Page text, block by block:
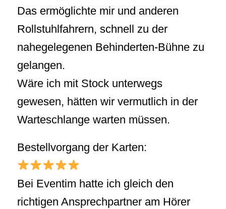
Das ermöglichte mir und anderen
Rollstuhlfahrern, schnell zu der
nahegelegenen Behinderten-Bühne zu
gelangen.
Wäre ich mit Stock unterwegs
gewesen, hätten wir vermutlich in der
Warteschlange warten müssen.
Bestellvorgang der Karten:
Bei Eventim hatte ich gleich den
richtigen Ansprechpartner am Hörer